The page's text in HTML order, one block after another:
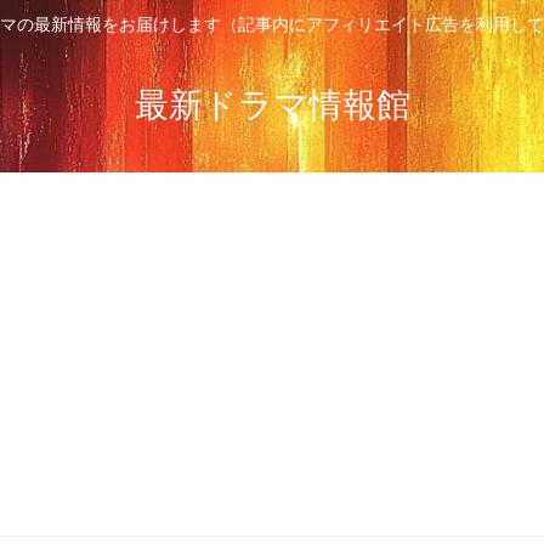
の最新情報をお届けします（記事内にアフィリエイト広告を利用し
最新ドラマ情報館